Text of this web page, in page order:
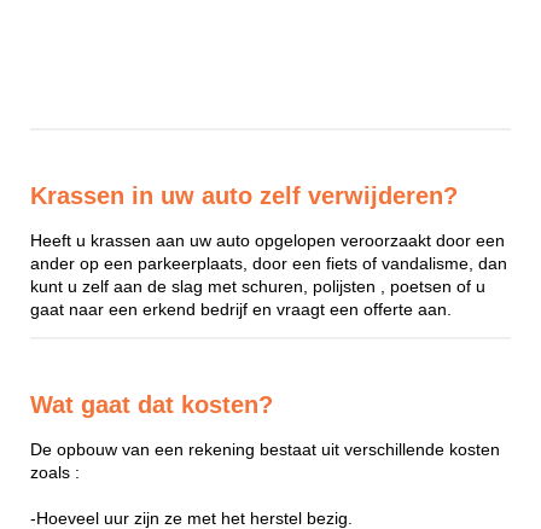
Krassen in uw auto zelf verwijderen?
Heeft u krassen aan uw auto opgelopen veroorzaakt door een
ander op een parkeerplaats, door een fiets of vandalisme, dan
kunt u zelf aan de slag met schuren, polijsten , poetsen of u
gaat naar een erkend bedrijf en vraagt een offerte aan.
Wat gaat dat kosten?
De opbouw van een rekening bestaat uit verschillende kosten
zoals :
-Hoeveel uur zijn ze met het herstel bezig.